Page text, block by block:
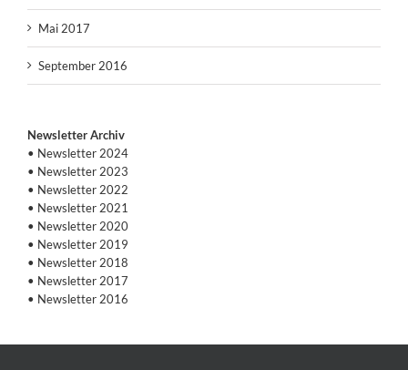
Mai 2017
September 2016
Newsletter Archiv
• Newsletter 2024
• Newsletter 2023
• Newsletter 2022
• Newsletter 2021
• Newsletter 2020
• Newsletter 2019
• Newsletter 2018
• Newsletter 2017
• Newsletter 2016